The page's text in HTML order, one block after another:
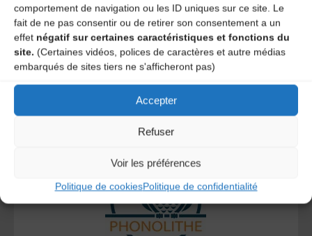
comportement de navigation ou les ID uniques sur ce site. Le
fait de ne pas consentir ou de retirer son consentement a un
effet négatif sur certaines caractéristiques et fonctions du
site. (Certaines vidéos, polices de caractères et autre médias
embarqués de sites tiers ne s'afficheront pas)
Accepter
Refuser
Voir les préférences
Politique de cookiesPolitique de confidentialité
savoir plus sur la façon dont les données de vos
commentaires sont traitées .
A DECOUVRIR :